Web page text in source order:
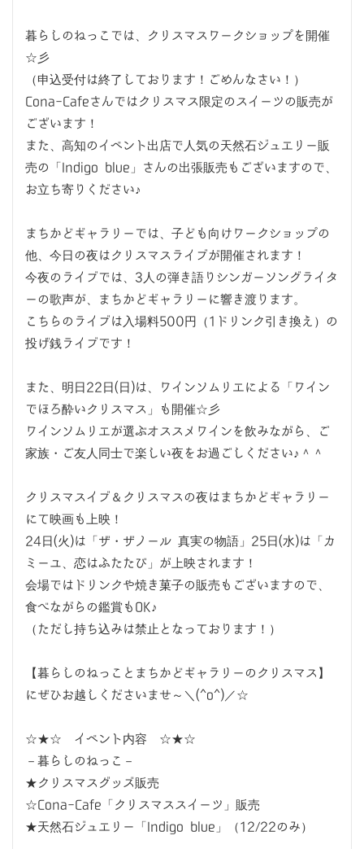
暮らしのねっこでは、クリスマスワークショップを開催
☆彡
（申込受付は終了しております！ごめんなさい！）
Cona-Cafeさんではクリスマス限定のスイーツの販売が
ございます！
また、高知のイベント出店で人気の天然石ジュエリー販
売の「Indigo blue」さんの出張販売もございますので、
お立ち寄りください♪
まちかどギャラリーでは、子ども向けワークショップの
他、今日の夜はクリスマスライブが開催されます！
今夜のライブでは、3人の弾き語りシンガーソングライタ
ーの歌声が、まちかどギャラリーに響き渡ります。
こちらのライブは入場料500円（1ドリンク引き換え）の
投げ銭ライブです！
また、明日22日(日)は、ワインソムリエによる「ワイン
でほろ酔いクリスマス」も開催☆彡
ワインソムリエが選ぶオススメワインを飲みながら、ご
家族・ご友人同士で楽しい夜をお過ごしください♪＾＾
クリスマスイブ＆クリスマスの夜はまちかどギャラリー
にて映画も上映！
24日(火)は「ザ・ザノール 真実の物語」25日(水)は「カ
ミーユ、恋はふたたび」が上映されます！
会場ではドリンクや焼き菓子の販売もございますので、
食べながらの鑑賞もOK♪
（ただし持ち込みは禁止となっております！）
【暮らしのねっことまちかどギャラリーのクリスマス】
にぜひお越しくださいませ～＼(^o^)／☆
☆★☆ イベント内容 ☆★☆
－暮らしのねっこ－
★クリスマスグッズ販売
☆Cona-Cafe「クリスマススイーツ」販売
★天然石ジュエリー「Indigo blue」（12/22のみ）